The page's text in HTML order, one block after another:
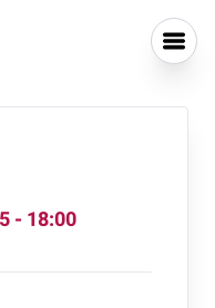
- 18:00